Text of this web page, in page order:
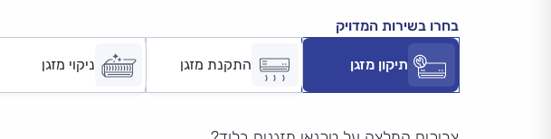
בחרו בשירות המדויק
תיקון מזגן התקנת מזגן ניקוי מזגן